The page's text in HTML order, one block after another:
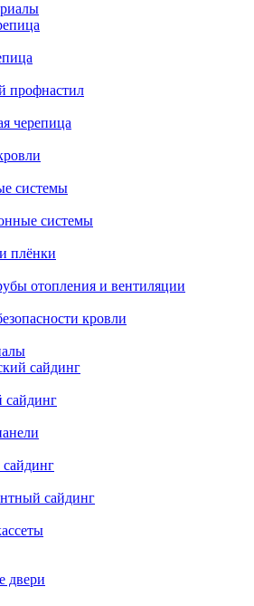
профнастил
черепица
системы
системы
плёнки
отопления и вентиляции
кровли
сайдинг
сайдинг
двери